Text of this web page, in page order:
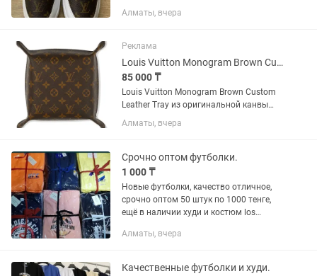
Gum / DJ2739-100 Подробнее о товаре
Размер: EUR 42 / US 8.5 / cm 26.5
VUITTON Кроксы заказаны с...
Алматы, вчера
Реклама
Louis Vuitton Monogram Brown Custom Leather Tray
85 000 ₸
Louis Vuitton Monogram Brown Custom
Leather Tray из оригинальной канвы
Louis Vuitton с монограммой станет
идеальным аксессуаром для дома, где
ювелирные изделия и многое...
Алматы, вчера
Срочно оптом футболки.
1 000 ₸
Новые футболки, качество отличное,
срочно оптом 50 штук по 1000 тенге,
ещё в наличии худи и костюм los
Tommy Hilifiger Nike Adidas Puma Joma
Алматы, вчера
Качественные футболки и худи.